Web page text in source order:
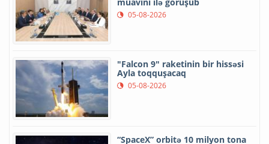
05-08-2026
"Falcon 9" raketinin bir hissəsi
Ayla toqquşacaq
05-08-2026
“SpaceX” orbitə 10 milyon tona